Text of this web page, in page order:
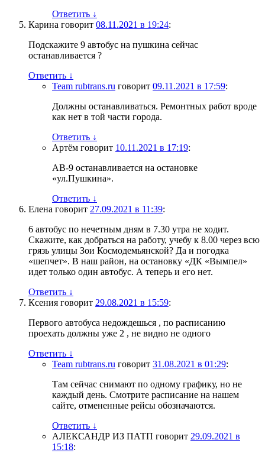
Ответить ↓
Карина говорит 08.11.2021 в 19:24:
Подскажите 9 автобус на пушкина сейчас
останавливается ?
Ответить ↓
Team rubtrans.ru говорит 09.11.2021 в 17:59:
Должны останавливаться. Ремонтных работ вроде
как нет в той части города.
Ответить ↓
Артём говорит 10.11.2021 в 17:19:
АВ-9 останавливается на остановке
«ул.Пушкина».
Ответить ↓
Елена говорит 27.09.2021 в 11:39:
6 автобус по нечетным дням в 7.30 утра не ходит.
Скажите, как добраться на работу, учебу к 8.00 через всю
грязь улицы Зои Космодемьянской? Да и погодка
«шепчет». В наш район, на остановку «ДК «Вымпел»
идет только один автобус. А теперь и его нет.
Ответить ↓
Ксения говорит 29.08.2021 в 15:59:
Первого автобуса недождешься , по расписанию
проехать должны уже 2 , не видно не одного
Ответить ↓
Team rubtrans.ru говорит 31.08.2021 в 01:29:
Там сейчас снимают по одному графику, но не
каждый день. Смотрите расписание на нашем
сайте, отмененные рейсы обозначаются.
Ответить ↓
АЛЕКСАНДР ИЗ ПАТП говорит 29.09.2021 в
15:18: